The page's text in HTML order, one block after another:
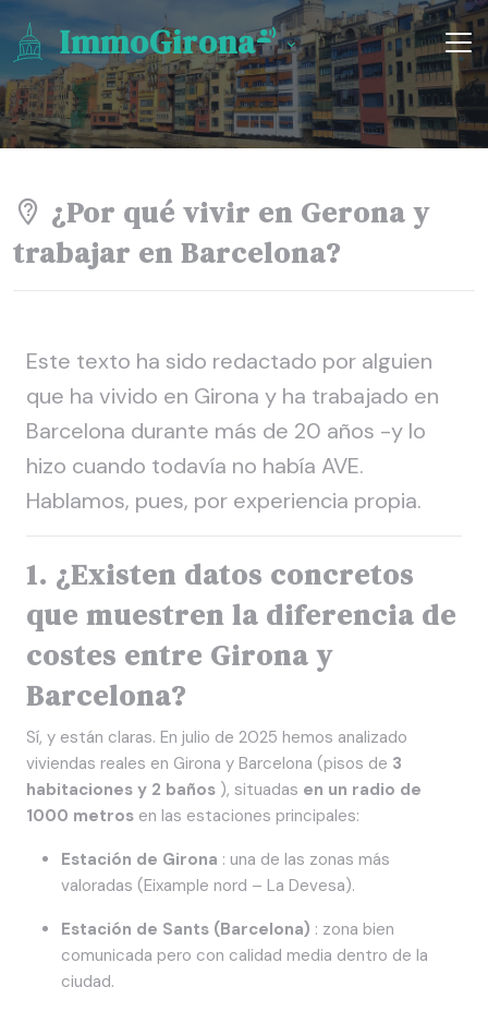
ImmoGirona
¿Por qué vivir en Gerona y
trabajar en Barcelona?
Este texto ha sido redactado por alguien
que ha vivido en Girona y ha trabajado en
Barcelona durante más de 20 años -y lo
hizo cuando todavía no había AVE.
Hablamos, pues, por experiencia propia.
1. ¿Existen datos concretos
que muestren la diferencia de
costes entre Girona y
Barcelona?
Sí, y están claras. En julio de 2025 hemos analizado
viviendas reales en Girona y Barcelona (pisos de 3
habitaciones y 2 baños ), situadas en un radio de
1000 metros en las estaciones principales:
Estación de Girona : una de las zonas más
valoradas (Eixample nord – La Devesa).
Estación de Sants (Barcelona) : zona bien
comunicada pero con calidad media dentro de la
ciudad.